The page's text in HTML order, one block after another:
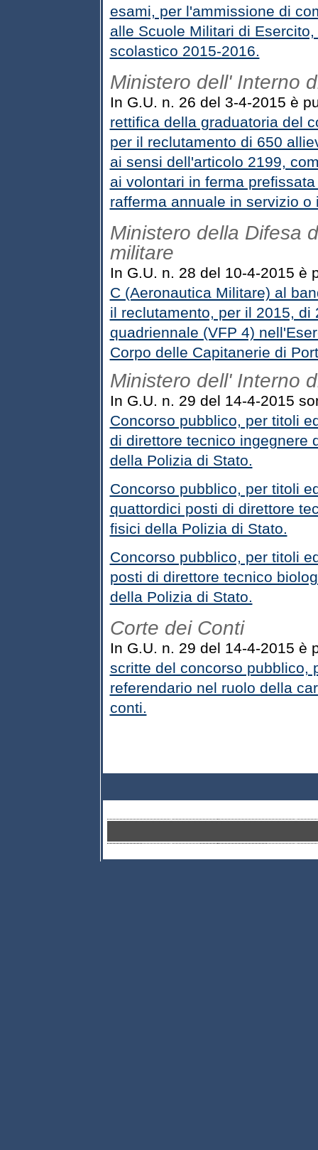
esami, per l'ammissione di
alle Scuole Militari di
scolastico 2015-2016.
Ministero dell' Interno
In G.U. n. 26 del 3-4-2015 è
rettifica della graduatoria del
per il reclutamento di 650
ai sensi dell'articolo 2199,
ai volontari in ferma
rafferma annuale in servizio o
Ministero della Difesa
militare
In G.U. n. 28 del 10-4-2015 è
C (Aeronautica Militare) al
il reclutamento, per il 2015,
quadriennale (VFP 4)
Corpo delle Capitanerie di
Ministero dell' Interno
In G.U. n. 29 del 14-4-2015
Concorso pubblico, per titoli
di direttore tecnico ingegnere
della Polizia di Stato.
Concorso pubblico, per titoli
quattordici posti di direttore
fisici della Polizia di Stato.
Concorso pubblico, per titoli
posti di direttore tecnico
della Polizia di Stato.
Corte dei Conti
In G.U. n. 29 del 14-4-2015 è
scritte del concorso pubblico,
referendario nel ruolo della
conti.